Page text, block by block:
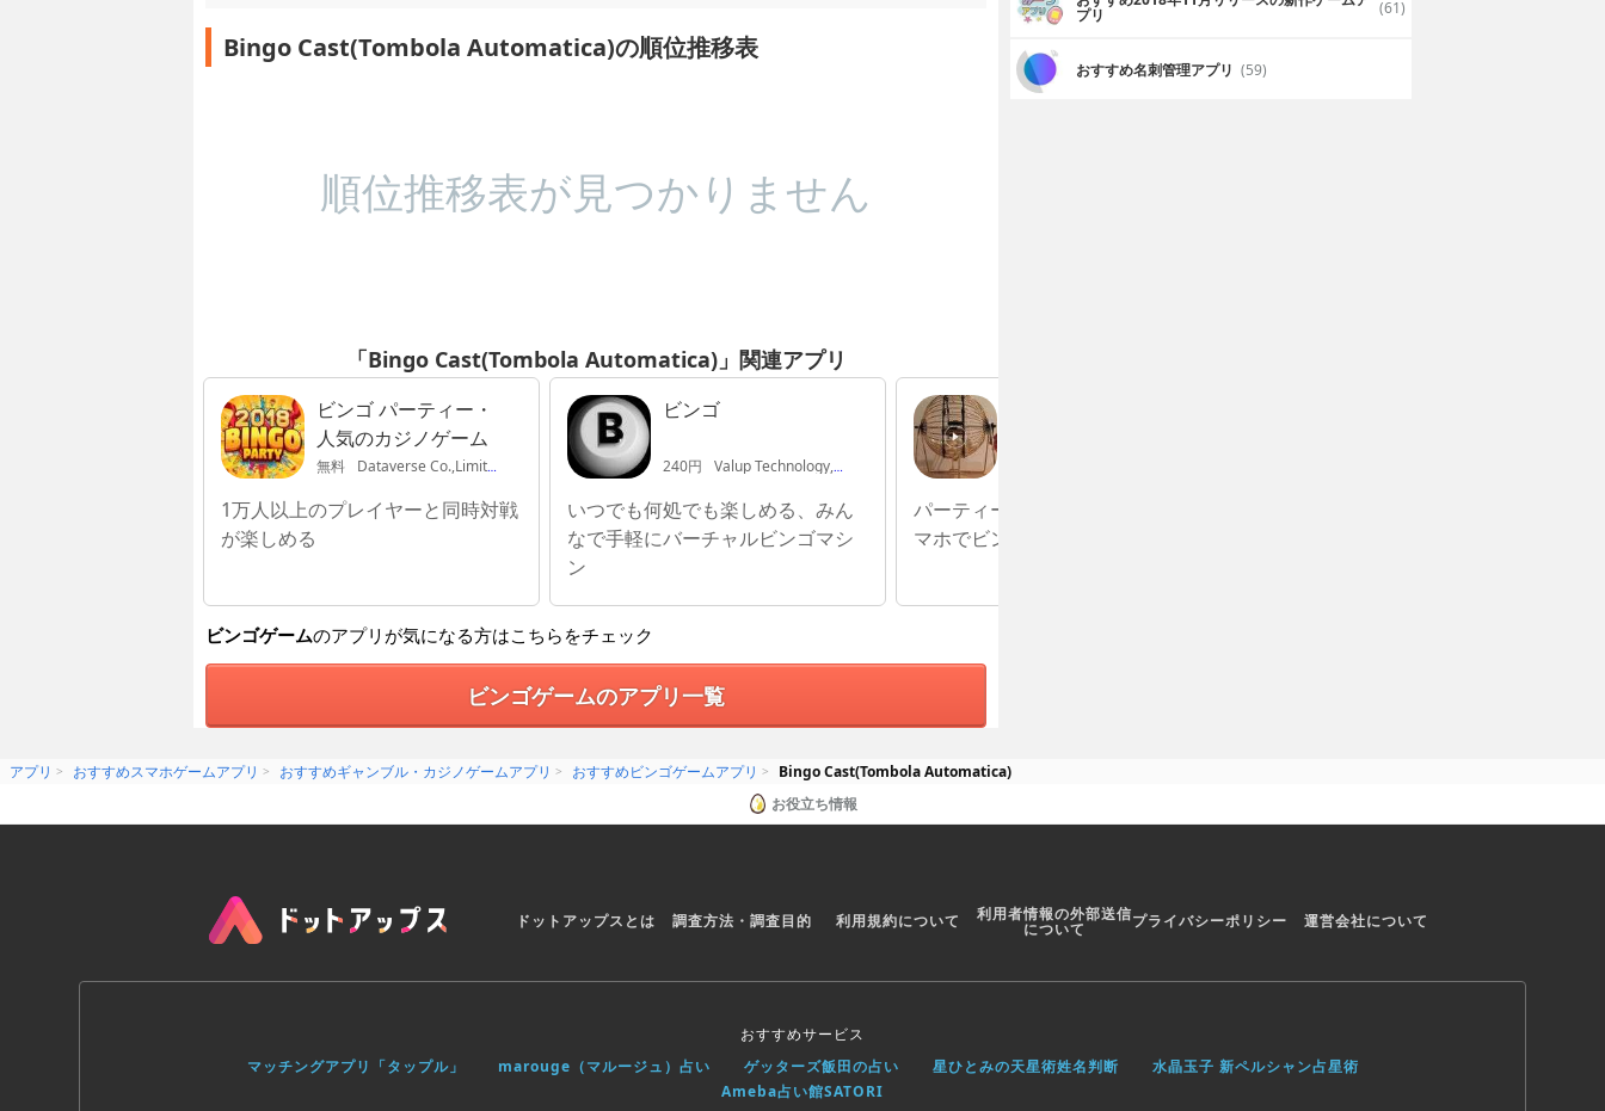
Bingo Cast(Tombola Automatica)の順位推移表
順位推移表が見つかりません
「Bingo Cast(Tombola Automatica)」関連アプリ
ビンゴ パーティー・
人気のカジノゲーム
無料 Dataverse Co.,Limited
1万人以上のプレイヤーと同時対戦
が楽しめる
ビンゴ
240円 Valup Technology, Inc.
いつでも何処でも楽しめる、みん
なで手軽にバーチャルビンゴマシ
ン
パーティーや忘年会で大活躍！ス
マホでビンゴを楽しもう！
ビンゴゲームのアプリが気になる方はこちらをチェック
ビンゴゲームのアプリ一覧
プリ (61)
おすすめ名刺管理アプリ (59)
アプリ おすすめスマホゲームアプリ おすすめギャンブル・カジノゲームアプリ おすすめビンゴゲームアプリ
Bingo Cast(Tombola Automatica)
お役立ち情報
ドットアップスとは 調査方法・調査目的 利用規約について 利用者情報の外部送信
について プライバシーポリシー 運営会社について
おすすめサービス
マッチングアプリ「タップル」
marouge（マルージュ）占い ゲッターズ飯田の占い 星ひとみの天星術姓名判断
水晶玉子 新ペルシャン占星術
Ameba占い館SATORI